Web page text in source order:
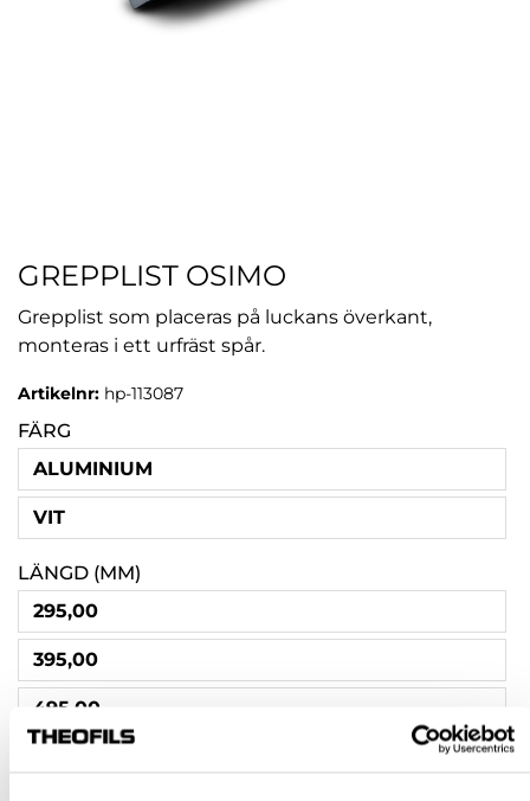
GREPPLIST OSIMO
Grepplist som placeras på luckans överkant,
monteras i ett urfräst spår.
Artikelnr: hp-113087
FÄRG
ALUMINIUM
VIT
LÄNGD (MM)
295,00
395,00
495,00